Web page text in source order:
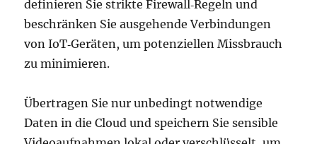
definieren Sie strikte Firewall‑Regeln und
beschränken Sie ausgehende Verbindungen
von IoT‑Geräten, um potenziellen Missbrauch
zu minimieren.
Übertragen Sie nur unbedingt notwendige
Daten in die Cloud und speichern Sie sensible